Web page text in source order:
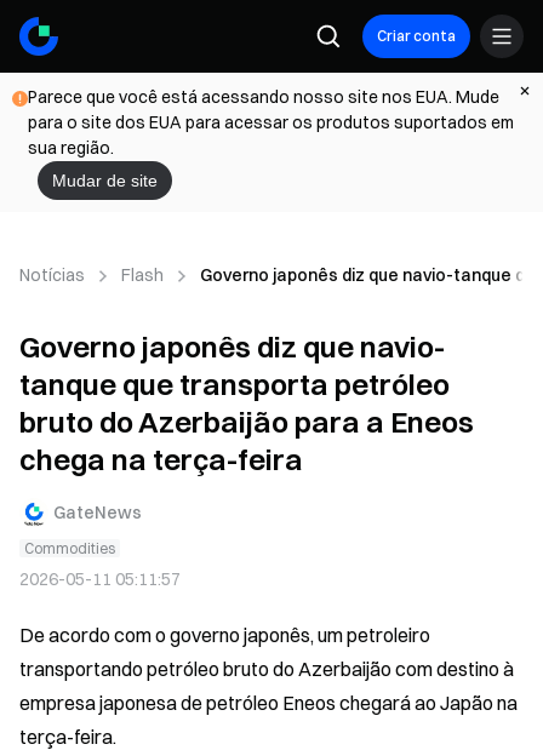
Criar conta
Parece que você está acessando nosso site nos EUA. Mude
para o site dos EUA para acessar os produtos suportados em
sua região.
Mudar de site
Notícias Flash Governo japonês diz que navio-tanque
Governo japonês diz que navio-
tanque que transporta petróleo
bruto do Azerbaijão para a Eneos
chega na terça-feira
GateNews
Commodities
2026-05-11 05:11:57
De acordo com o governo japonês, um petroleiro
transportando petróleo bruto do Azerbaijão com destino à
empresa japonesa de petróleo Eneos chegará ao Japão na
terça-feira.